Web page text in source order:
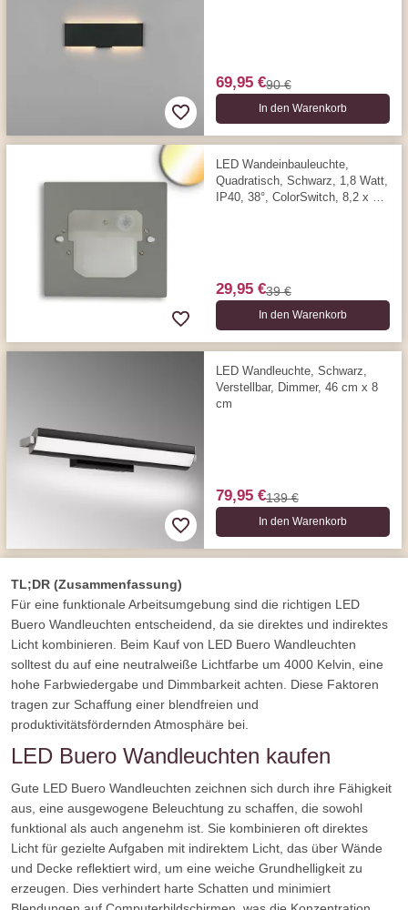
69,95 €90 €
In den Warenkorb
LED Wandeinbauleuchte,
Quadratisch, Schwarz, 1,8 Watt,
IP40, 38°, ColorSwitch, 8,2 x 8,2
29,95 €39 €
In den Warenkorb
LED Wandleuchte, Schwarz,
Verstellbar, Dimmer, 46 cm x 8
cm
79,95 €139 €
In den Warenkorb
TL;DR (Zusammenfassung)
Für eine funktionale Arbeitsumgebung sind die richtigen LED
Buero Wandleuchten entscheidend, da sie direktes und indirektes
Licht kombinieren. Beim Kauf von LED Buero Wandleuchten
solltest du auf eine neutralweiße Lichtfarbe um 4000 Kelvin, eine
hohe Farbwiedergabe und Dimmbarkeit achten. Diese Faktoren
tragen zur Schaffung einer blendfreien und
produktivitätsfördernden Atmosphäre bei.
LED Buero Wandleuchten kaufen
Gute LED Buero Wandleuchten zeichnen sich durch ihre Fähigkeit
aus, eine ausgewogene Beleuchtung zu schaffen, die sowohl
funktional als auch angenehm ist. Sie kombinieren oft direktes
Licht für gezielte Aufgaben mit indirektem Licht, das über Wände
und Decke reflektiert wird, um eine weiche Grundhelligkeit zu
erzeugen. Dies verhindert harte Schatten und minimiert